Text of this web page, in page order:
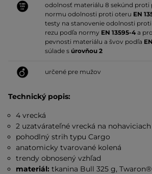
odolnosť materiálu 8 sekúnd proti
normu odolnosti proti oteru EN
testy na stanovenie odolnosti
rezu podľa normy EN 13595-4 a
pevnosti materiálu a švov podľa
súlade s úrovňou 2
určené pre mužov
Technický popis:
4 vrecká
2 uzatvárateľné vrecká na nohaviciach
pohodlný strih typu Cargo
anatomicky tvarované kolená
trendy obnosený vzhľad
materiál: tkanina Bull 325 g, Twaron®